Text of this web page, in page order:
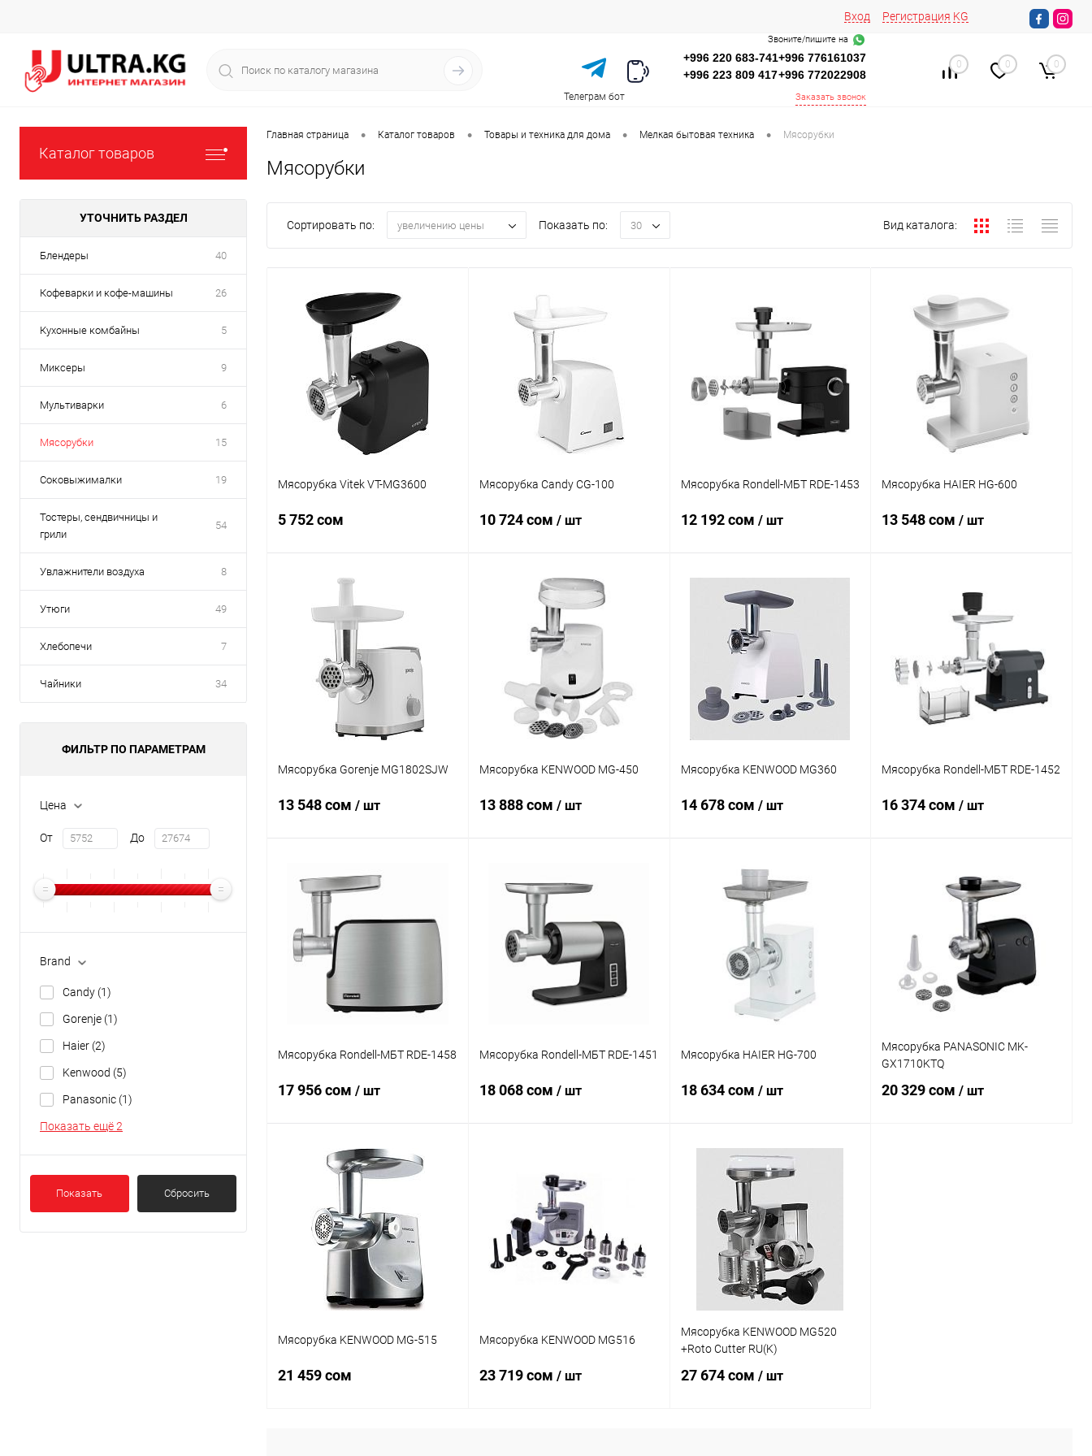
Вход Регистрация KG
Телеграм бот
Звоните/пишите на
+996 220 683-741
+996 223 809 417
+996 776161037
+996 772022908
Заказать звонок
0 0 0
Каталог товаров
УТОЧНИТЬ РАЗДЕЛ
Блендеры 40
Кофеварки и кофе-машины 26
Кухонные комбайны 5
Миксеры 9
Мультиварки 6
Мясорубки 15
Соковыжималки 19
Тостеры, сендвичницы и
грили
54
Увлажнители воздуха 8
Утюги 49
Хлебопечи 7
Чайники 34
ФИЛЬТР ПО ПАРАМЕТРАМ
Цена
От До
Brand
Candy (1)
Gorenje (1)
Haier (2)
Kenwood (5)
Panasonic (1)
Показать ещё 2
Показать Сбросить
Главная страница • Каталог товаров • Товары и техника для дома • Мелкая бытовая техника • Мясорубки
Мясорубки
Сортировать по: увеличению цены Показать по: 30 Вид каталога:
Мясорубка Vitek VT-MG3600
5 752 сом
В корзину
Купить в 1 клик
В избранное В наличии
Мясорубка Candy CG-100
10 724 сом / шт
В корзину
Купить в 1 клик Сравнение
В избранное
Мясорубка Rondell-МБТ RDE-1453
12 192 сом / шт
В корзину
Купить в 1 клик
В избранное В наличии
Мясорубка HAIER HG-600
13 548 сом/ шт
Купить в 1 клик
В избранное В наличии
Мясорубка Gorenje MG1802SJW
13 548 сом / шт
В корзину
Купить в 1 клик Сравнение
В избранное В наличии
Мясорубка KENWOOD MG-450
13 888 сом / шт
Купить в 1 клик
В избранное В наличии
Мясорубка KENWOOD MG360
14 678 сом / шт
В корзину
Купить в 1 клик
В избранное В наличии
Мясорубка Rondell-МБТ RDE-1452
16 374 сом/ шт
Купить в 1 клик Сравнение
В избранное В наличии
Мясорубка Rondell-МБТ RDE-1458
17 956 сом / шт
В корзину
Купить в 1 клик
В избранное В наличии
Мясорубка Rondell-МБТ RDE-1451
18 068 сом / шт
Купить в 1 клик
В избранное
Мясорубка HAIER HG-700
18 634 сом / шт
В корзину
Купить в 1 клик Сравнение
В избранное В наличии
Мясорубка PANASONIC MK-
GX1710KTQ
20 329 сом/ шт
Мясорубка KENWOOD MG-515
21 459 сом
Мясорубка KENWOOD MG516
23 719 сом / шт
Мясорубка KENWOOD MG520
+Roto Cutter RU(K)
27 674 сом / шт